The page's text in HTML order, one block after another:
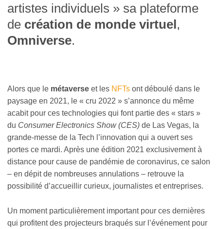
artistes individuels » sa plateforme
de création de monde virtuel ,
Omniverse.
Alors que le métaverse et les NFTs ont déboulé dans le
paysage en 2021, le « cru 2022 » s’annonce du même
acabit pour ces technologies qui font partie des « stars »
du Consumer Electronics Show (CES) de Las Vegas, la
grande-messe de la Tech l’innovation qui a ouvert ses
portes ce mardi. Après une édition 2021 exclusivement à
distance pour cause de pandémie de coronavirus, ce salon
– en dépit de nombreuses annulations – retrouve la
possibilité d’accueillir curieux, journalistes et entreprises.
Un moment particulièrement important pour ces dernières
qui profitent des projecteurs braqués sur l’événement pour